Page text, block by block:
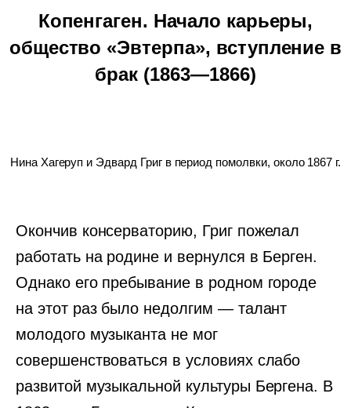
Копенгаген. Начало карьеры,
общество «Эвтерпа», вступление в
брак (1863—1866)
Нина Хагеруп и Эдвард Григ в период помолвки, около 1867 г.
Окончив консерваторию, Григ пожелал
работать на родине и вернулся в Берген.
Однако его пребывание в родном городе
на этот раз было недолгим — талант
молодого музыканта не мог
совершенствоваться в условиях слабо
развитой музыкальной культуры Бергена. В